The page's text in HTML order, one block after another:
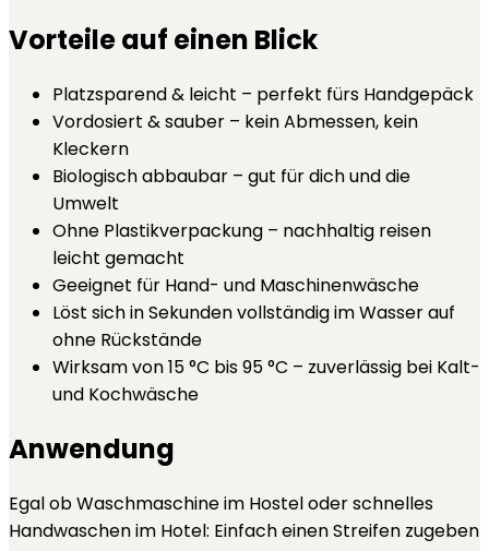
Vorteile auf einen Blick
Platzsparend & leicht – perfekt fürs Handgepäck
Vordosiert & sauber – kein Abmessen, kein
Kleckern
Biologisch abbaubar – gut für dich und die
Umwelt
Ohne Plastikverpackung – nachhaltig reisen
leicht gemacht
Geeignet für Hand- und Maschinenwäsche
Löst sich in Sekunden vollständig im Wasser auf
ohne Rückstände
Wirksam von 15 °C bis 95 °C – zuverlässig bei Kalt-
und Kochwäsche
Anwendung
Egal ob Waschmaschine im Hostel oder schnelles
Handwaschen im Hotel: Einfach einen Streifen zugeben